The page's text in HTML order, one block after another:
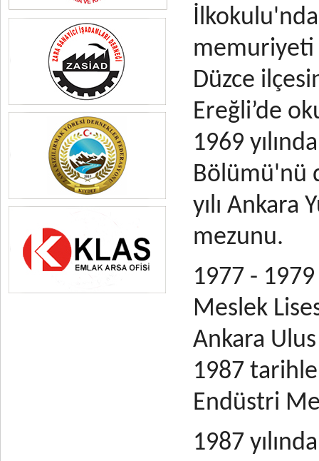
İlkokulu'nda,
memuriyeti
Düzce
Ereğli’de
1969
Bölümü'nü
yılı Ankara
mezunu.
1977 -
Meslek
Ankara
1987
Endüstri
1987